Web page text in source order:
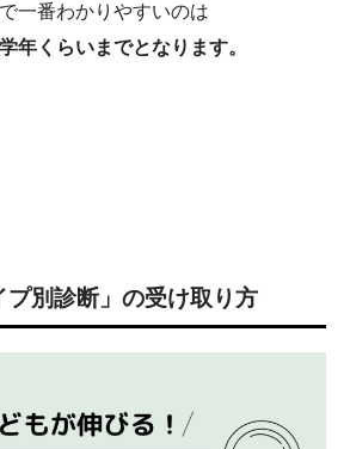
一番わかりやすいのは
年くらいまでとなります。
プ別診断」の受け取り方